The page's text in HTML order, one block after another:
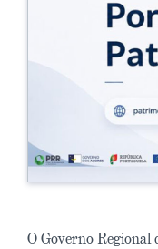
O Governo Regional